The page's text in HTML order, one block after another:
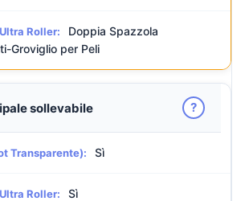
Roller:
Doppia Spazzola
Groviglio per Peli
sollevabile ?
Transparente): Sì
Roller: Sì